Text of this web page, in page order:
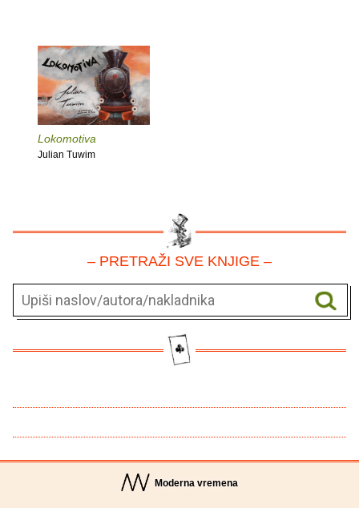
Lokomotiva
Julian Tuwim
– PRETRAŽI SVE KNJIGE –
Moderna vremena